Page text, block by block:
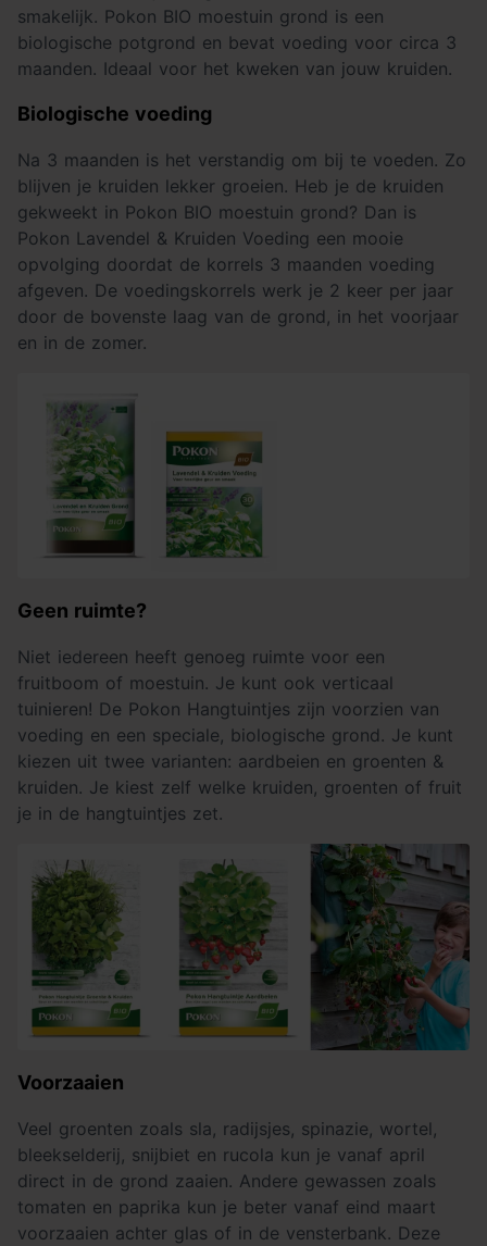
smakelijk. Pokon BIO moestuin grond is een
biologische potgrond en bevat voeding voor circa 3
maanden. Ideaal voor het kweken van jouw kruiden.
Biologische voeding
Na 3 maanden is het verstandig om bij te voeden. Zo
blijven je kruiden lekker groeien. Heb je de kruiden
gekweekt in Pokon BIO moestuin grond? Dan is
Pokon Lavendel & Kruiden Voeding een mooie
opvolging doordat de korrels 3 maanden voeding
afgeven. De voedingskorrels werk je 2 keer per jaar
door de bovenste laag van de grond, in het voorjaar
en in de zomer.
Geen ruimte?
Niet iedereen heeft genoeg ruimte voor een
fruitboom of moestuin. Je kunt ook verticaal
tuinieren! De Pokon Hangtuintjes zijn voorzien van
voeding en een speciale, biologische grond. Je kunt
kiezen uit twee varianten: aardbeien en groenten &
kruiden. Je kiest zelf welke kruiden, groenten of fruit
je in de hangtuintjes zet.
Voorzaaien
Veel groenten zoals sla, radijsjes, spinazie, wortel,
bleekselderij, snijbiet en rucola kun je vanaf april
direct in de grond zaaien. Andere gewassen zoals
tomaten en paprika kun je beter vanaf eind maart
voorzaaien achter glas of in de vensterbank. Deze